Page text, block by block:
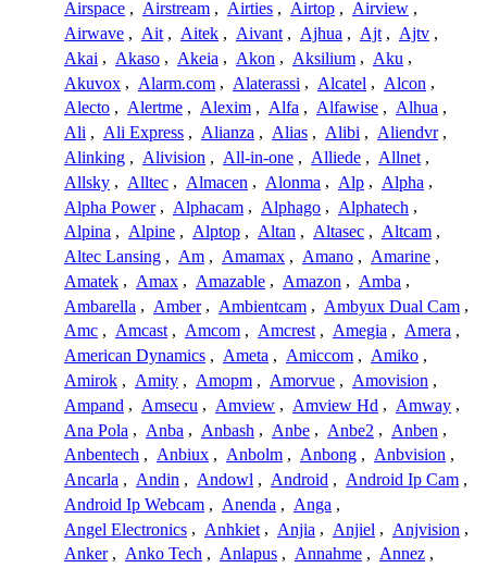
Airspace , Airstream , Airties , Airtop , Airview ,
Airwave , Ait , Aitek , Aivant , Ajhua , Ajt , Ajtv ,
Akai , Akaso , Akeia , Akon , Aksilium , Aku ,
Akuvox , Alarm.com , Alaterassi , Alcatel , Alcon ,
Alecto , Alertme , Alexim , Alfa , Alfawise , Alhua ,
Ali , Ali Express , Alianza , Alias , Alibi , Aliendvr ,
Alinking , Alivision , All-in-one , Alliede , Allnet ,
Allsky , Alltec , Almacen , Alonma , Alp , Alpha ,
Alpha Power , Alphacam , Alphago , Alphatech ,
Alpina , Alpine , Alptop , Altan , Altasec , Altcam ,
Altec Lansing , Am , Amamax , Amano , Amarine ,
Amatek , Amax , Amazable , Amazon , Amba ,
Ambarella , Amber , Ambientcam , Ambyux Dual Cam ,
Amc , Amcast , Amcom , Amcrest , Amegia , Amera ,
American Dynamics , Ameta , Amiccom , Amiko ,
Amirok , Amity , Amopm , Amorvue , Amovision ,
Ampand , Amsecu , Amview , Amview Hd , Amway ,
Ana Pola , Anba , Anbash , Anbe , Anbe2 , Anben ,
Anbentech , Anbiux , Anbolm , Anbong , Anbvision ,
Ancarla , Andin , Andowl , Android , Android Ip Cam ,
Android Ip Webcam , Anenda , Anga ,
Angel Electronics , Anhkiet , Anjia , Anjiel , Anjvision ,
Anker , Anko Tech , Anlapus , Annahme , Annez ,